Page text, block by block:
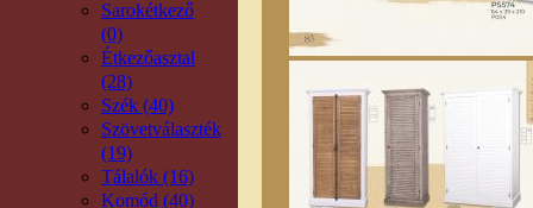
Sarokétkező
(0)
Étkezőasztal
(28)
Szék (40)
Szövetválaszték
(19)
Tálalók (16)
Komód (40)